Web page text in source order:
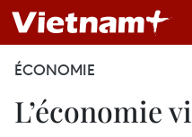
ÉCONOMIE
L’économie